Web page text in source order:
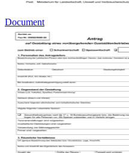
Document